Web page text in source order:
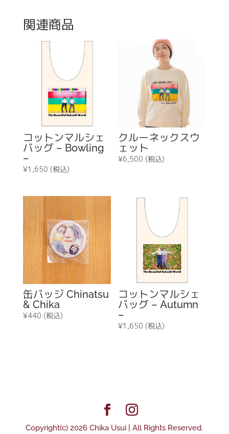
関連商品
コットンマルシェ
バッグ – Bowling
–
¥1,650 (税込)
クルーネックスウ
ェット
¥6,500 (税込)
缶バッジ Chinatsu
& Chika
¥440 (税込)
コットンマルシェ
バッグ – Autumn
–
¥1,650 (税込)
Copyright(c) 2026 Chika Usui | All Rights Reserved.